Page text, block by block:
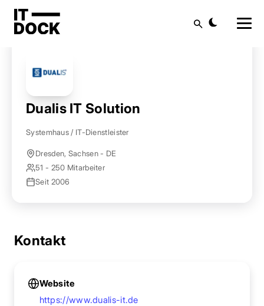
Startseite Anbieter finden
Dualis IT Solution
Systemhaus / IT-Dienstleister
Dresden, Sachsen - DE
51 - 250 Mitarbeiter
Seit 2006
Kontakt
Website
https://www.dualis-it.de